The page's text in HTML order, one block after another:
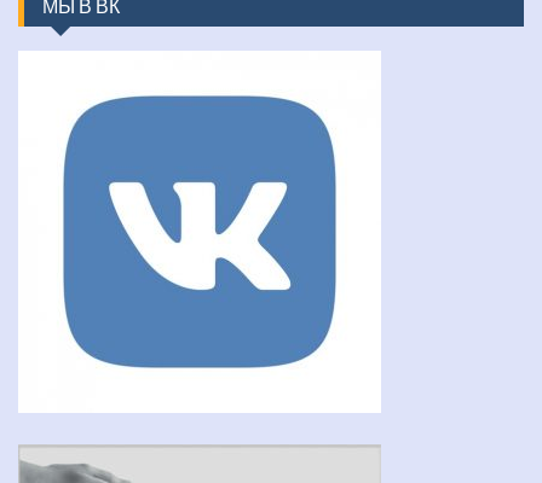
МЫ В ВК